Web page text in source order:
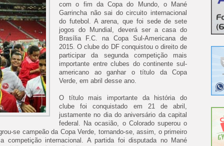
com o fim da Copa do Mundo, o Mané
Garrincha não sai do circuito internacional
do futebol. A arena, que foi sede de sete
jogos do Mundial, deverá ser a casa do
Brasília F.C. na Copa Sul-Americana de
2015. O clube do DF conquistou o direito de
participar da segunda competição mais
importante entre clubes do continente sul-
americano ao ganhar o título da Copa
Verde, em abril desse ano.
O título mais importante da história do
clube foi conquistado em 21 de abril,
justamente no dia do aniversário da capital
federal. Na ocasião, o Colorado superou o
se campeão da Copa Verde, tornando-se, assim, o primeiro
internacional. A partida foi disputada no Mané